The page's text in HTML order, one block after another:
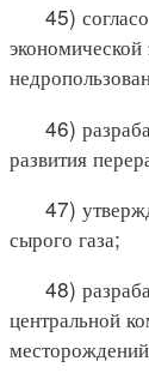
45)
экономической
46)
развития
47)
сырого газа;
48)
центральной